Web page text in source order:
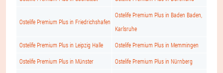
Ostelife Premium Plus in Friedrichshafen
Ostelife Premium Plus in Baden Baden,
Karlsruhe
Ostelife Premium Plus in Leipzig Halle Ostelife Premium Plus in Memmingen
Ostelife Premium Plus in Münster Ostelife Premium Plus in Nürnberg